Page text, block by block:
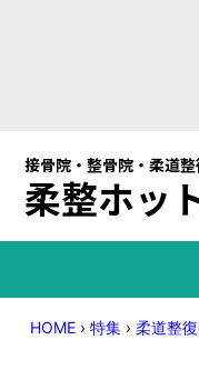
接骨院・整骨院・柔道
柔整ホッ
HOME › 特集 › 柔道整